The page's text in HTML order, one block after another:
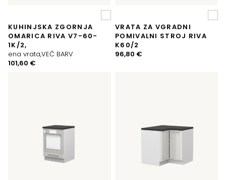
KUHINJSKA ZGORNJA
OMARICA RIVA V7-60-
1K/2,
ena vrata,VEČ BARV
101,60 €
VRATA ZA VGRADNI
POMIVALNI STROJ RIVA
K60/2
96,80 €